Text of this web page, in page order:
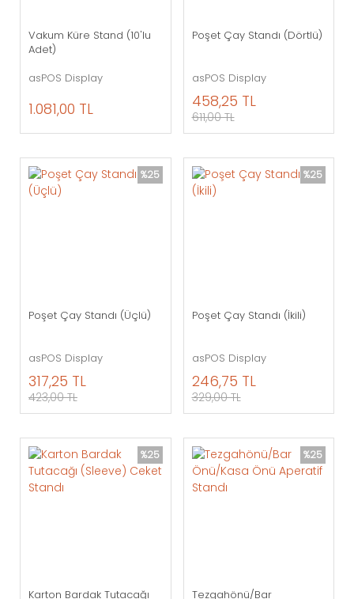
Vakum Küre Stand (10'lu
Adet)
asPOS Display
1.081,00 TL
Poşet Çay Standı (Dörtlü)
asPOS Display
458,25 TL
611,00 TL
%25
Poşet Çay Standı (Üçlü)
asPOS Display
317,25 TL
423,00 TL
%25
Poşet Çay Standı (İkili)
asPOS Display
246,75 TL
329,00 TL
%25
Karton Bardak Tutacağı
%25
Tezgahönü/Bar